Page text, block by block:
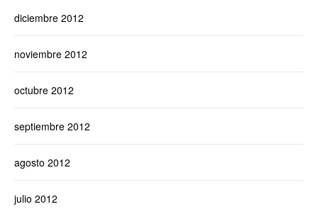
diciembre 2012
noviembre 2012
octubre 2012
septiembre 2012
agosto 2012
julio 2012